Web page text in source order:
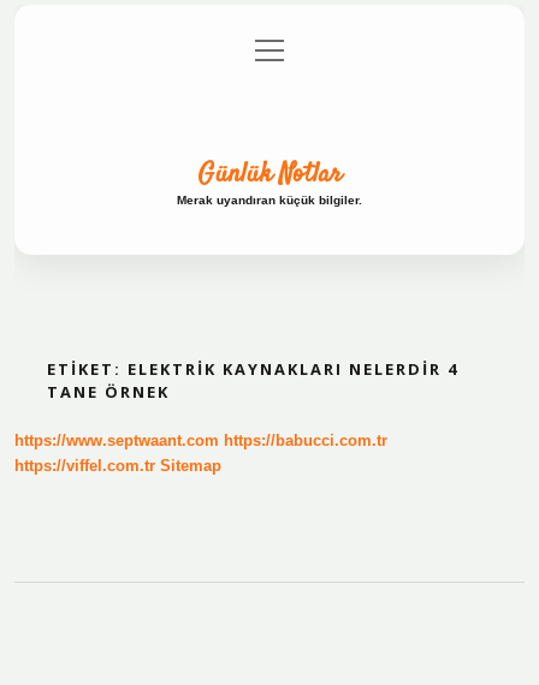
Gizlilik Politikası
menüyü
aç
Günlük Notlar
Merak uyandıran küçük bilgiler.
ETIKET: ELEKTRIK KAYNAKLARI NELERDIR 4
TANE ÖRNEK
https://www.septwaant.com https://babucci.com.tr
https://viffel.com.tr Sitemap